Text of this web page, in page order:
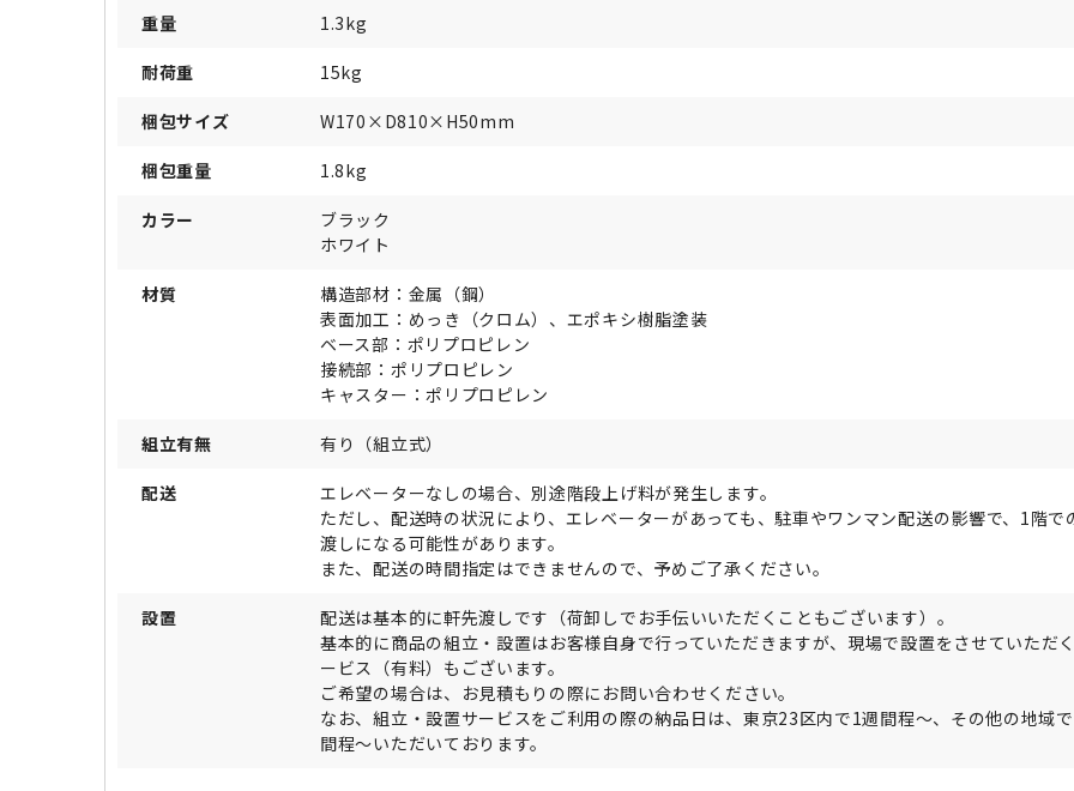
重量 1.3kg
耐荷重 15kg
梱包サイズ W170×D810×H50mm
梱包重量 1.8kg
カラー
ブラック
ホワイト
材質
構造部材：金属（鋼）
表面加工：めっき（クロム）、エポキシ樹脂塗装
ベース部：ポリプロピレン
接続部：ポリプロピレン
キャスター：ポリプロピレン
組立有無 有り（組立式）
配送
エレベーターなしの場合、別途階段上げ料が発生します。
ただし、配送時の状況により、エレベーターがあっても、駐車やワンマン配送の影響で、1階で
渡しになる可能性があります。
また、配送の時間指定はできませんので、予めご了承ください。
設置
配送は基本的に軒先渡しです（荷卸しでお手伝いいただくこともございます）。
基本的に商品の組立・設置はお客様自身で行っていただきますが、現場で設置をさせていただ
ービス（有料）もございます。
ご希望の場合は、お見積もりの際にお問い合わせください。
なお、組立・設置サービスをご利用の際の納品日は、東京23区内で1週間程～、その他の地域
間程～いただいております。